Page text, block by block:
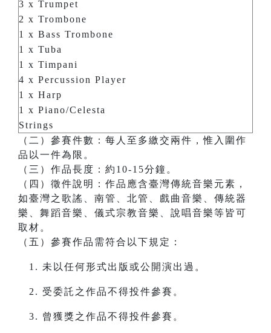
3 x Trumpet
2 x Trombone
1 x Bass Trombone
1 x Tuba
1 x Timpani
4 x Percussion Player
1 x Harp
1 x Piano/Celesta
Strings
（二）參賽件數：每人至多繳交兩件，惟入圍作
品以一件為限。
（三）作品長度：約10-15分鐘。
（四）徵件說明：作品應含臺灣傳統音樂元素，
如臺灣之歌謠、南管、北管、戲曲音樂、傳統器
樂、舞蹈音樂、儀式宗教音樂、說唱音樂等皆可
取材。
（五）參賽作品需符合以下規定：
未以任何形式出版或公開演出過。
受委託之作品不得投件參賽。
曾獲獎之作品不得投件參賽。